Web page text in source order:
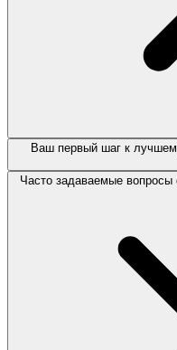
Ваш первый шаг к
Часто задаваемые